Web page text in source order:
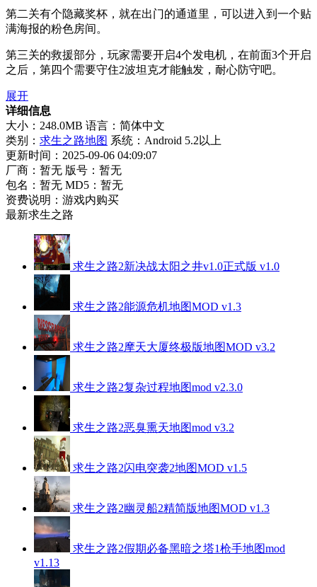
第二关有个隐藏奖杯，就在出门的通道里，可以进入到一个贴
满海报的粉色房间。
第三关的救援部分，玩家需要开启4个发电机，在前面3个开启
之后，第四个需要守住2波坦克才能触发，耐心防守吧。
展开
详细信息
大小：248.0MB 语言：简体中文
类别： 求生之路地图 系统：Android 5.2以上
更新时间：2025-09-06 04:09:07
厂商：暂无 版号：暂无
包名：暂无 MD5：暂无
资费说明：游戏内购买
最新求生之路
求生之路2新决战太阳之井v1.0正式版 v1.0
求生之路2能源危机地图MOD v1.3
求生之路2摩天大厦终极版地图MOD v3.2
求生之路2复杂过程地图mod v2.3.0
求生之路2恶臭熏天地图mod v3.2
求生之路2闪电突袭2地图MOD v1.5
求生之路2幽灵船2精简版地图MOD v1.3
求生之路2假期必备黑暗之塔1枪手地图mod
v1.13